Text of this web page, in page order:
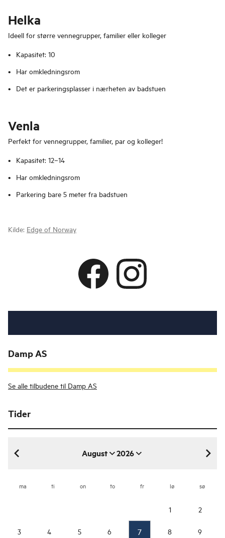
Helka
Ideell for større vennegrupper, familier eller kolleger
Kapasitet: 10
Har omkledningsrom
Det er parkeringsplasser i nærheten av badstuen
Venla
Perfekt for vennegrupper, familier, par og kolleger!
Kapasitet: 12–14
Har omkledningsrom
Parkering bare 5 meter fra badstuen
Kilde: Edge of Norway
Damp AS
Se alle tilbudene til Damp AS
Tider
August 2026
august 2026
ma ti on to fr lø sø
1 2
3 4 5 6 7 8 9